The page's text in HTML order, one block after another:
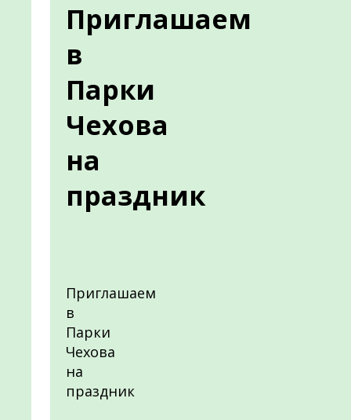
Приглашаем
в
Парки
Чехова
на
праздник
Приглашаем
в
Парки
Чехова
на
праздник